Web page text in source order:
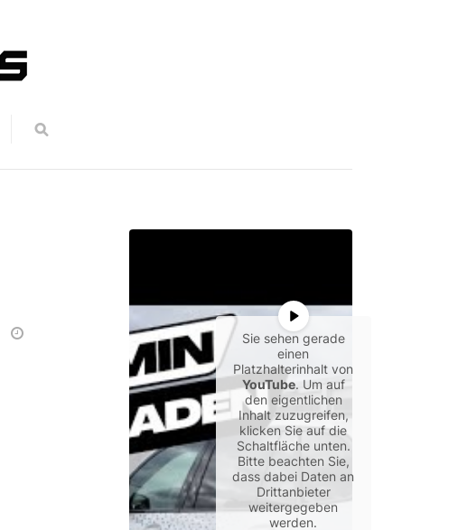
Sie sehen gerade
einen
Platzhalterinhalt von
YouTube. Um auf
den eigentlichen
Inhalt zuzugreifen,
klicken Sie auf die
Schaltfläche unten.
Bitte beachten Sie,
dass dabei Daten an
Drittanbieter
weitergegeben
werden.